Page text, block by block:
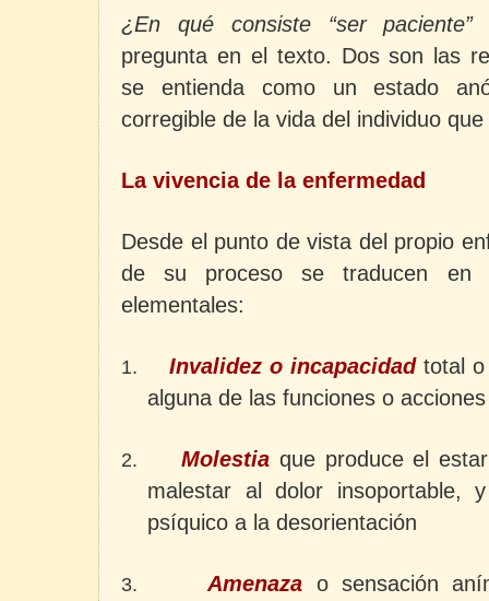
¿En qué consiste “ser paciente”
pregunta en el texto. Dos son las
se entienda como un estado
corregible de la vida del individuo
La vivencia de la enfermedad
Desde el punto de vista del propio
de su proceso se traducen en
elementales:
1. Invalidez o incapacidadtotal o
alguna de las funciones o
2. Molestia que produce el
malestar al dolor insoportable,
psíquico a la desorientación
3. Amenaza o sensación